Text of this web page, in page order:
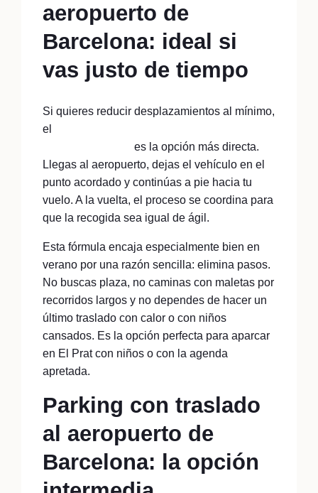
aeropuerto de
Barcelona: ideal si
vas justo de tiempo
Si quieres reducir desplazamientos al mínimo,
el
es la opción más directa.
Llegas al aeropuerto, dejas el vehículo en el
punto acordado y continúas a pie hacia tu
vuelo. A la vuelta, el proceso se coordina para
que la recogida sea igual de ágil.
Esta fórmula encaja especialmente bien en
verano por una razón sencilla: elimina pasos.
No buscas plaza, no caminas con maletas por
recorridos largos y no dependes de hacer un
último traslado con calor o con niños
cansados. Es la opción perfecta para aparcar
en El Prat con niños o con la agenda
apretada.
Parking con traslado
al aeropuerto de
Barcelona: la opción